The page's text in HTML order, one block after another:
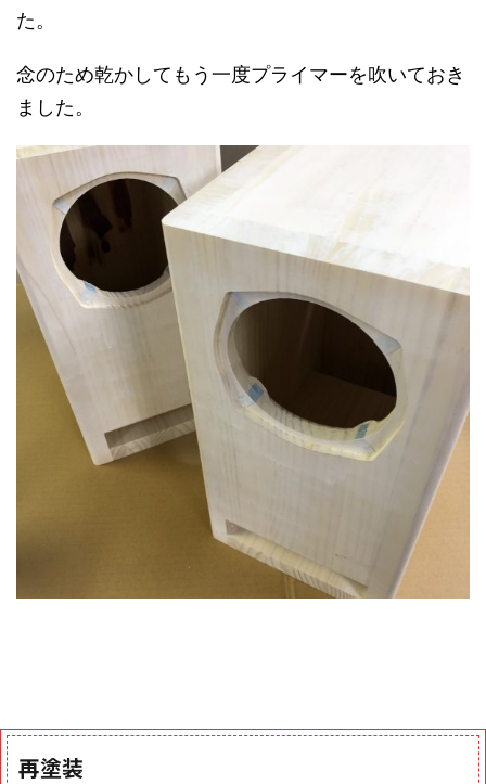
た。
念のため乾かしてもう一度プライマーを吹いておき
ました。
再塗装